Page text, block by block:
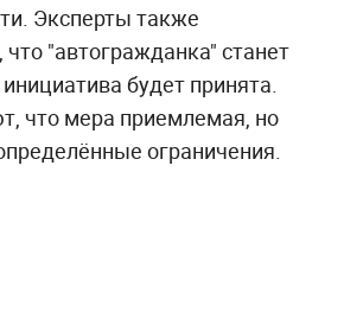
Эксперты также
"автогражданка" станет
будет принята.
что мера приемлемая, но
ограничения.